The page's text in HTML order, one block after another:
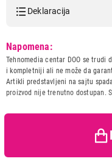
Deklaracija
Naziv i vrsta robe:
Uvoznik:
Zemlja porekla:
Prava potrošača:
Napomena:
Tehnomedia centar DOO se
i kompletniji ali ne može da
Artikli predstavljeni na sajtu
proizvod nije trenutno dostupan.
TASTATURE
Proizvod je